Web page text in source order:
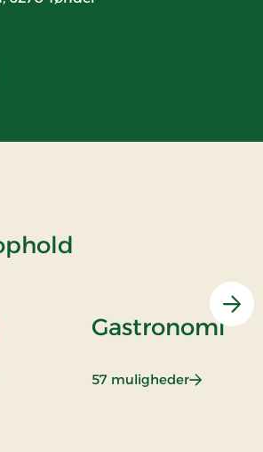
Gastronomi
57 muligheder: